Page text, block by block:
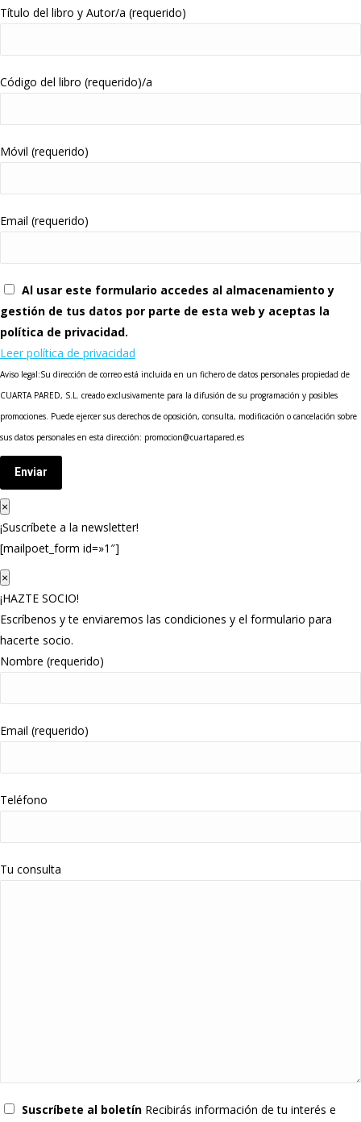
Título del libro y Autor/a (requerido)
Código del libro (requerido)/a
Móvil (requerido)
Email (requerido)
Al usar este formulario accedes al almacenamiento y
gestión de tus datos por parte de esta web y aceptas la
política de privacidad.
Leer política de privacidad
Aviso legal:Su dirección de correo está incluida en un fichero de datos personales propiedad de
CUARTA PARED, S.L. creado exclusivamente para la difusión de su programación y posibles
promociones. Puede ejercer sus derechos de oposición, consulta, modificación o cancelación sobre
sus datos personales en esta dirección: promocion@cuartapared.es
Enviar
×
¡Suscríbete a la newsletter!
[mailpoet_form id=»1″]
×
¡HAZTE SOCIO!
Escríbenos y te enviaremos las condiciones y el formulario para
hacerte socio.
Nombre (requerido)
Email (requerido)
Teléfono
Tu consulta
Suscríbete al boletín Recibirás información de tu interés e